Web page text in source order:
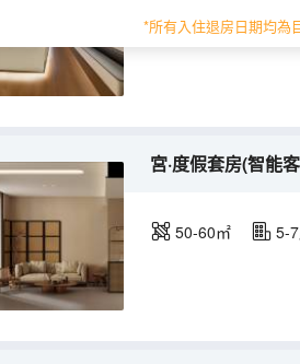
*所有入住退房日期均為
28-35㎡ 5-
宮·度假套房(智能
50-60㎡ 5-